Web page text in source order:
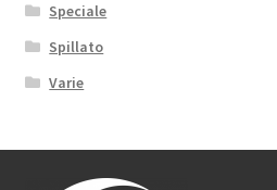
Speciale
Spillato
Varie